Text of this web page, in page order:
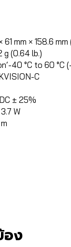
61 mm × 158.6
g (0.64 lb.)
‘-40 °C to 60 °C
C
± 25%
W
อง